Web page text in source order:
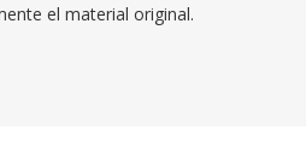
el material original.